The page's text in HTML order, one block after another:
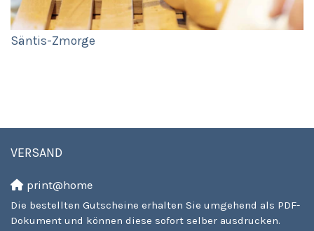
Säntis-Zmorge
VERSAND
print@home
Die bestellten Gutscheine erhalten Sie umgehend als PDF-
Dokument und können diese sofort selber ausdrucken.